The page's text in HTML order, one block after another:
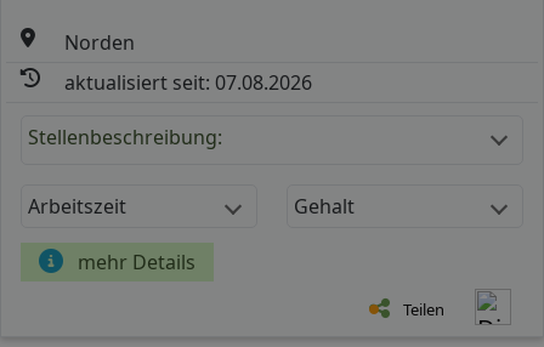
Norden
aktualisiert seit: 07.08.2026
Stellenbeschreibung:
Arbeitszeit Gehalt
mehr Details
Teilen